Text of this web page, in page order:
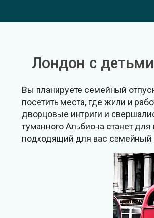
Лондон с детьми
Вы планируете семейный
посетить места, где жили и
дворцовые интриги и
туманного Альбиона станет
подходящий для вас семейный